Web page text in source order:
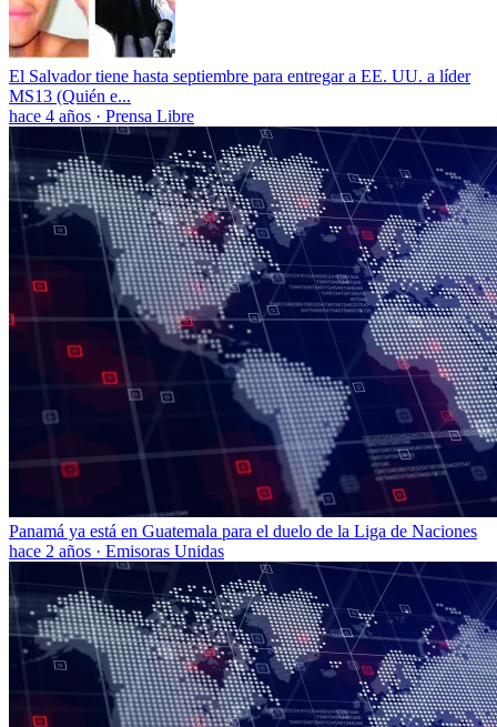
El Salvador tiene hasta septiembre para entregar a EE. UU. a líder
MS13 (Quién e...
hace 4 años · Prensa Libre
Panamá ya está en Guatemala para el duelo de la Liga de Naciones
hace 2 años · Emisoras Unidas